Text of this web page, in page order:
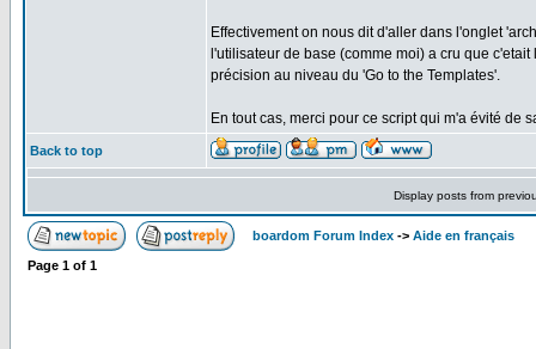
Effectivement on nous dit d'aller dans l'onglet
l'utilisateur de base (comme moi) a cru que
précision au niveau du 'Go to the Templates'.
En tout cas, merci pour ce script qui m'a évité de
Back to top
Display posts from
boardom Forum Index -> Aide en français
Page 1 of 1